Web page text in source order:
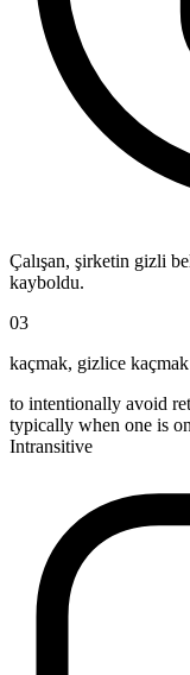
Çalışan, şirketin gizli
kayboldu.
03
kaçmak, gizlice kaçmak
to intentionally avoid
typically when one is
Intransitive